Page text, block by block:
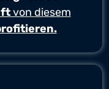
von diesem